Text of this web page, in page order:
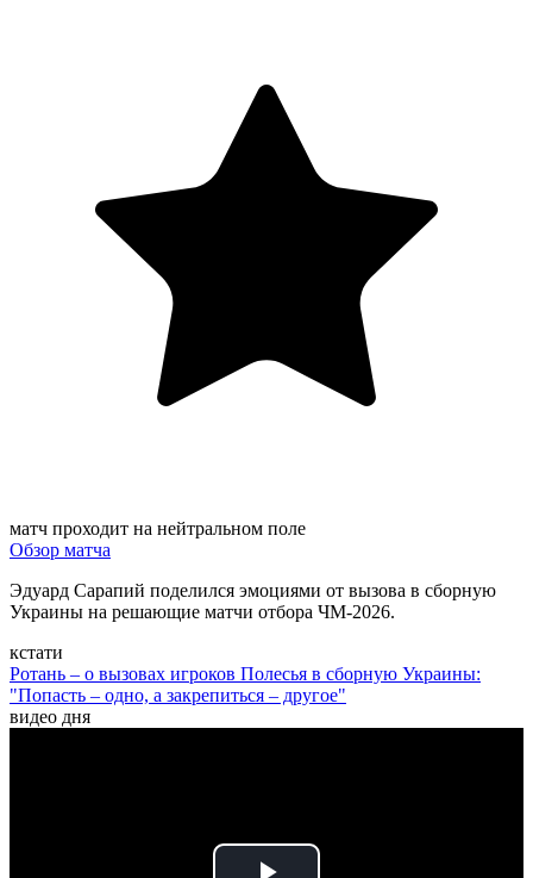
матч проходит на нейтральном поле
Обзор матча
Эдуард Сарапий поделился эмоциями от вызова в сборную
Украины на решающие матчи отбора ЧМ-2026.
кстати
Ротань – о вызовах игроков Полесья в сборную Украины:
"Попасть – одно, а закрепиться – другое"
видео дня